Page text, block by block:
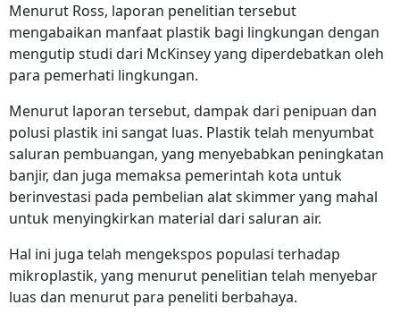
Menurut Ross, laporan penelitian tersebut
mengabaikan manfaat plastik bagi lingkungan dengan
mengutip studi dari McKinsey yang diperdebatkan oleh
para pemerhati lingkungan.
Menurut laporan tersebut, dampak dari penipuan dan
polusi plastik ini sangat luas. Plastik telah menyumbat
saluran pembuangan, yang menyebabkan peningkatan
banjir, dan juga memaksa pemerintah kota untuk
berinvestasi pada pembelian alat skimmer yang mahal
untuk menyingkirkan material dari saluran air.
Hal ini juga telah mengekspos populasi terhadap
mikroplastik, yang menurut penelitian telah menyebar
luas dan menurut para peneliti berbahaya.